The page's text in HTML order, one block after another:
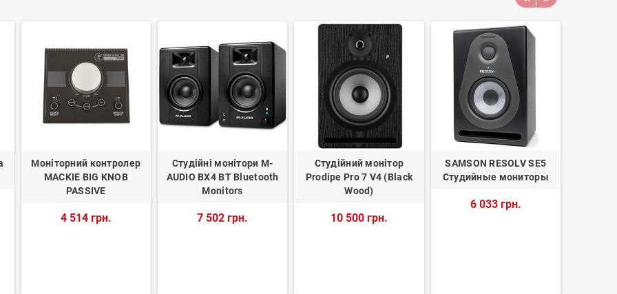
Моніторний контролер
MACKIE BIG KNOB
PASSIVE
4 514 грн.
Студійні монітори M-
AUDIO BX4 BT Bluetooth
Monitors
7 502 грн.
Студійний монітор
Prodipe Pro 7 V4 (Black
Wood)
10 500 грн.
SAMSON RESOLV SE5
Студийные мониторы
6 033 грн.